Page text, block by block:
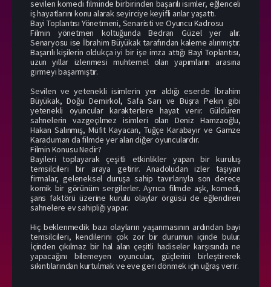
sevilen komedi filminde birbirinden başarılı isimler, eğlenceli
iş hayatlarını konu alarak seyirciye keyifli anlar yaşattı.
Bayi Toplantısı Yönetmeni, Senaristi ve Oyuncu Kadrosu
Filmin yönetmen koltuğunda Bedran Güzel yer alır.
Senaryosu ise İbrahim Büyükak tarafından kaleme alınmıştır.
Başarılı kişilerin oldukça iyi bir işe imza attığı Bayi Toplantısı,
uzun yıllar izlenmesi muhtemel olan yapımların arasına
girmeyi başarmıştır.
Sevilen ve yetenekli isimlerin yer aldığı eserde İbrahim
Büyükak, Doğu Demirkol, Safa Sarı ve Büşra Pekin gibi
yetenekli oyuncular karakterlere hayat verir. Güldüren
sahnelerin vazgeçilmez isimleri olan Deniz Hamzaoğlu,
Hakan Salınmış, Müfit Kayacan, Tuğçe Karabayır ve Gamze
Karaduman da filmde yer alan diğer oyunculardır.
Filmin Konusu Nedir?
Bayileri toplayarak çeşitli etkinlikler yapan bir kuruluş
temsilcileri bir araya getirir. Anadoludan izler taşıyan
firmalar, geleneksel duruşa sahip tavırlarıyla son derece
komik bir görünüm sergilerler. Ayrıca filmde aşk, komedi,
şans faktörü üzerine kurulu olaylar örgüsü de eğlendiren
sahnelere ev sahipliği yapar.
Hiç beklenmedik bazı olayların yaşanmasının ardından bayi
temsilcileri, kendilerini çok zor bir durumun içinde bulur.
İçinden çıkılmaz bir hal alan çeşitli hadiseler karşısında ne
yapacağını bilemeyen oyuncular, güçlerini birleştirerek
sıkıntılarından kurtulmak ve eve geri dönmek için uğraş verir.